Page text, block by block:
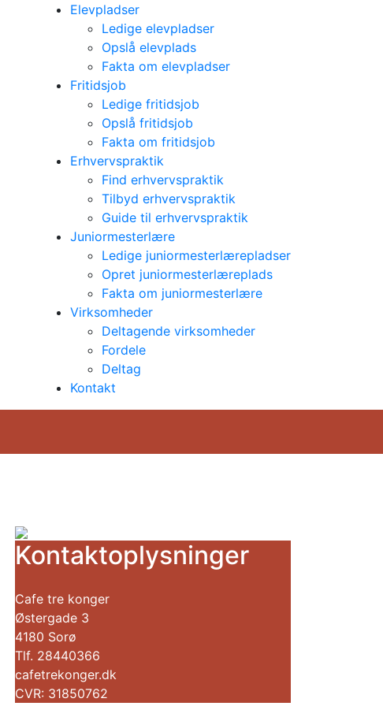
Elevpladser
Ledige elevpladser
Opslå elevplads
Fakta om elevpladser
Fritidsjob
Ledige fritidsjob
Opslå fritidsjob
Fakta om fritidsjob
Erhvervspraktik
Find erhvervspraktik
Tilbyd erhvervspraktik
Guide til erhvervspraktik
Juniormesterlære
Ledige juniormesterlærepladser
Opret juniormesterlæreplads
Fakta om juniormesterlære
Virksomheder
Deltagende virksomheder
Fordele
Deltag
Kontakt
Kontaktoplysninger
Cafe tre konger
Østergade 3
4180 Sorø
Tlf. 28440366
cafetrekonger.dk
CVR: 31850762